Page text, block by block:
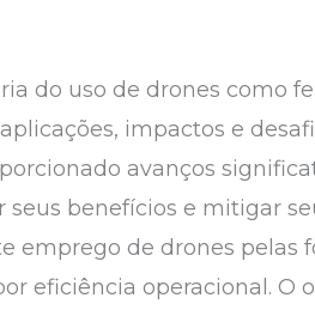
do uso de drones como
impactos e
avanços
benefícios e mitigar
emprego de drones pelas
eficiência operacional. O